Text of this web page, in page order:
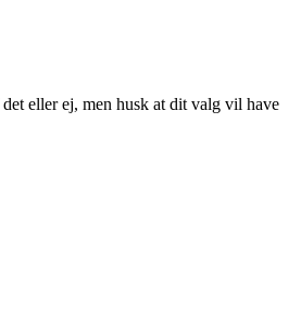
eller ej, men husk at dit valg vil have